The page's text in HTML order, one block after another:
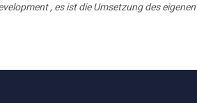
, es ist die Umsetzung des